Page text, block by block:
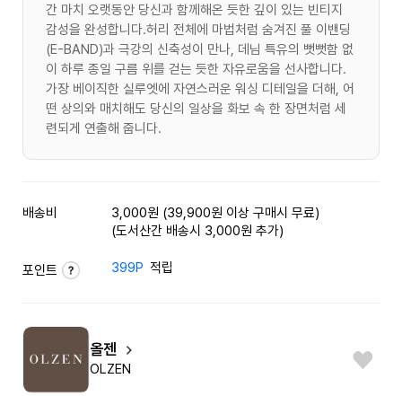
간 마치 오랫동안 당신과 함께해온 듯한 깊이 있는 빈티지
감성을 완성합니다.허리 전체에 마법처럼 숨겨진 풀 이밴딩
(E-BAND)과 극강의 신축성이 만나, 데님 특유의 뻣뻣함 없
이 하루 종일 구름 위를 걷는 듯한 자유로움을 선사합니다.
가장 베이직한 실루엣에 자연스러운 워싱 디테일을 더해, 어
떤 상의와 매치해도 당신의 일상을 화보 속 한 장면처럼 세
련되게 연출해 줍니다.
배송비
3,000원 (39,900원 이상 구매시 무료)
(도서산간 배송시 3,000원 추가)
포인트 399P 적립
올젠
OLZEN